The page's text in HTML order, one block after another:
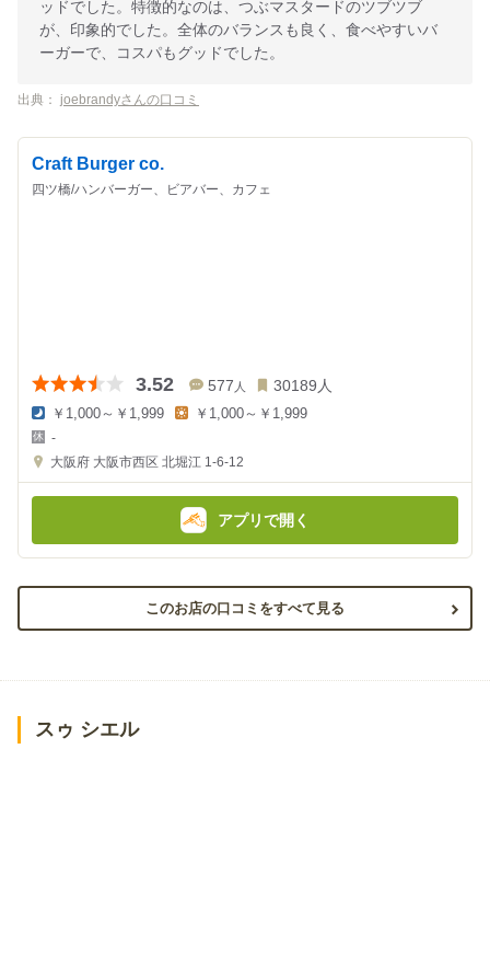
ッドでした。特徴的なのは、つぶマスタードのツブツブ
が、印象的でした。全体のバランスも良く、食べやすいバ
ーガーで、コスパもグッドでした。
出典： joebrandyさんの口コミ
Craft Burger co.
四ツ橋/ハンバーガー、ビアバー、カフェ
3.52 577 人 30189人
夜
の
金
￥1,000～￥1,999
金
額
￥1,000～￥1,999
-
大阪府 大阪市西区 北堀江 1-6-12
アプリで開く
このお店の口コミをすべて見る
スゥ シエル